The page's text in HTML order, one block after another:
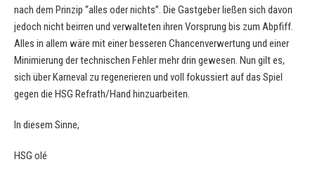
nach dem Prinzip “alles oder nichts”. Die Gastgeber ließen sich davon
jedoch nicht beirren und verwalteten ihren Vorsprung bis zum Abpfiff.
Alles in allem wäre mit einer besseren Chancenverwertung und einer
Minimierung der technischen Fehler mehr drin gewesen. Nun gilt es,
sich über Karneval zu regenerieren und voll fokussiert auf das Spiel
gegen die HSG Refrath/Hand hinzuarbeiten.
In diesem Sinne,
HSG olé